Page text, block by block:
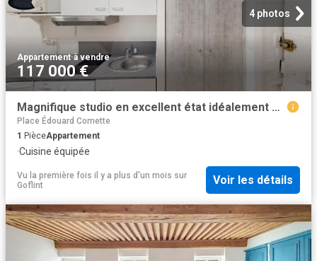
4 photos
Appartement·à vendre
117 000 €
Magnifique studio en excellent état idéalement situé au coeur
Place Édouard Comette
1 PièceAppartement
·Cuisine équipée
Vu la première fois il y a plus d'un mois sur
Goflint
Voir les détails